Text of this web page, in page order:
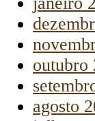
outubro
agosto